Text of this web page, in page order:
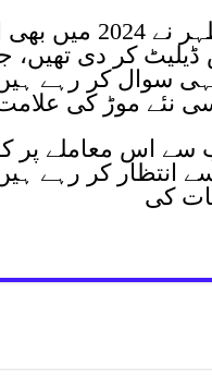
دلچسپ امر یہ
کر دی تھیں،
سوال کر رہے ہیں
نئے موڑ کی
اس معاملے پر
انتظار کر رہے
کی